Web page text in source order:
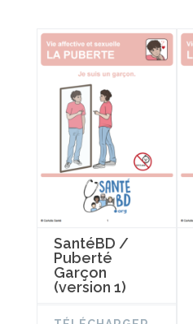
SantéBD /
Puberté
Garçon
(version 1)